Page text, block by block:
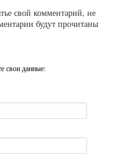
свой комментарий, не
будут прочитаны
свои данные: